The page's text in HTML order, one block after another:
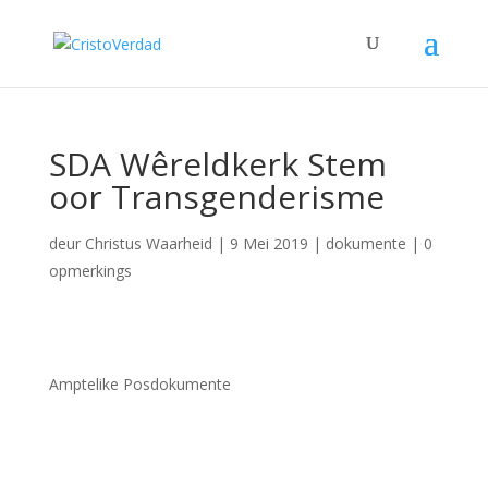
SDA Wêreldkerk Stem
oor Transgenderisme
deur Christus Waarheid | 9 Mei 2019 | dokumente | 0
opmerkings
Amptelike Posdokumente